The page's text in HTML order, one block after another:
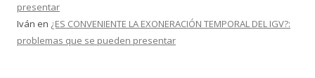
presentar
Iván en ¿ES CONVENIENTE LA EXONERACIÓN TEMPORAL DEL IGV?:
problemas que se pueden presentar